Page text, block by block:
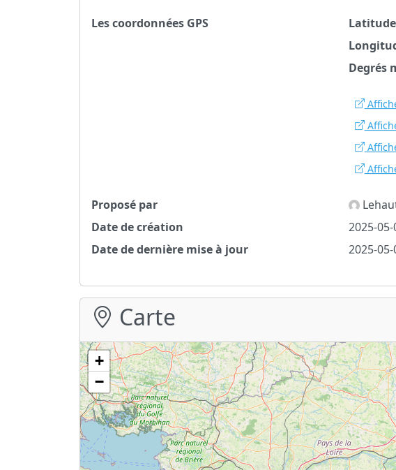
Les coordonnées GPS Latitude
Degrés
Proposé par
Date de création
2025-
Date de dernière mise à jour
2025-05-
Carte
+
−